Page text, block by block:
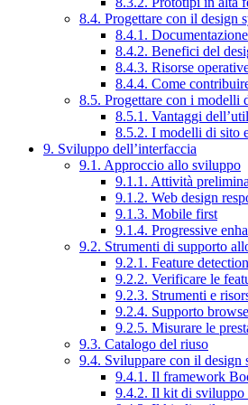
8.4. Progettare con il design
8.4.1. Documentazione
8.4.2. Benefici del
8.4.3. Risorse
8.4.4. Come
8.5. Progettare con i modelli
8.5.1. Vantaggi
8.5.2. I modelli di sito
9. Sviluppo dell’interfaccia
9.1. Approccio allo sviluppo
9.1.1. Attività
9.1.2. Web design
9.1.3. Mobile first
9.1.4. Progressive
9.2. Strumenti di supporto
9.2.1. Feature detection
9.2.2. Verificare le
9.2.3. Strumenti e
9.2.4. Supporto
9.2.5. Misurare le
9.3. Catalogo del riuso
9.4. Sviluppare con il design
9.4.1. Il framework
9.4.2. Il kit di sviluppo